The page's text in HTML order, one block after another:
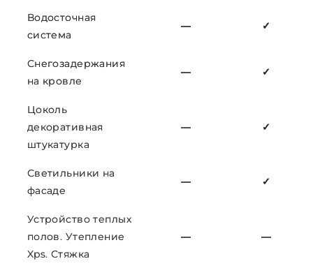
Водосточная
система
— ✓
Снегозадержания
на кровле
— ✓
Цоколь
декоративная
штукатурка
— ✓
Светильники на
фасаде
— ✓
Устройство теплых
полов. Утепление
Xps. Стяжка
— —